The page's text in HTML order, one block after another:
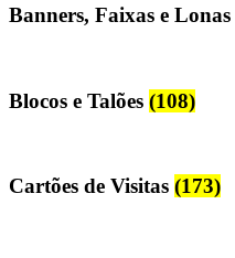
Banners, Faixas e Lonas
Blocos e Talões (108)
Cartões de Visitas (173)